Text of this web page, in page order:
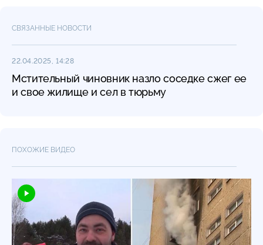
СВЯЗАННЫЕ НОВОСТИ
22.04.2025, 14:28
Мстительный чиновник назло соседке сжег ее
и свое жилище и сел в тюрьму
ПОХОЖИЕ ВИДЕО